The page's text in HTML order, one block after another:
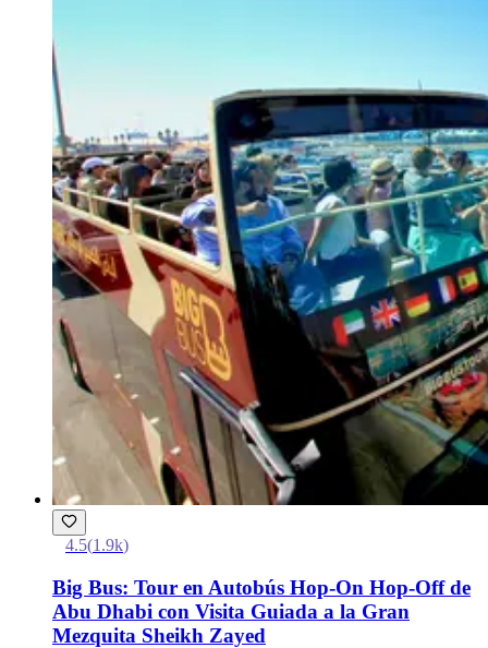
4.5(1.9k)
Big Bus: Tour en Autobús Hop-On Hop-Off de
Abu Dhabi con Visita Guiada a la Gran
Mezquita Sheikh Zayed